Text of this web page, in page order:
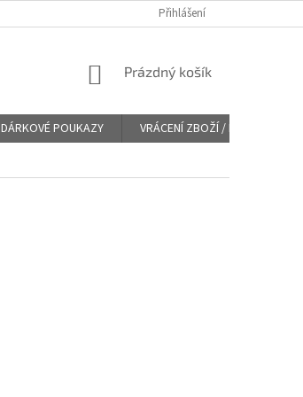
Přihlášení
NÁKUPNÍ
Prázdný košík
DÁRKOVÉ POUKAZY
VRÁCENÍ ZBOŽÍ / REKLAMACE